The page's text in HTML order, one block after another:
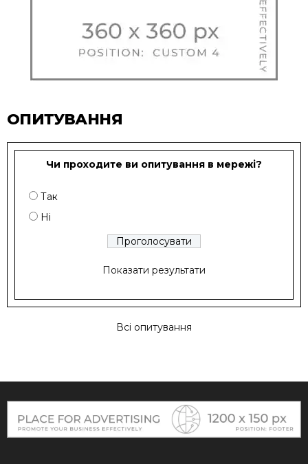
ОПИТУВАННЯ
Чи проходите ви опитування в мережі?
Так
Ні
Показати результати
Всі опитування